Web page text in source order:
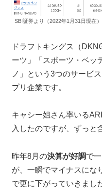
SBI証券より（2022年1月31日現在）
ドラフトキングス（
ーツ」「スポーツ・ベッ
ノ」という3つのサービ
プリ企業です。
キャシー姐さん率いる
入したのですが、ずっと
昨年8月の決算が好調で
が、一瞬でマイナスにな
で更に下がっていきまし